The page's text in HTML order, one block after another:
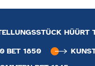
HÜÜRT
BET 1850